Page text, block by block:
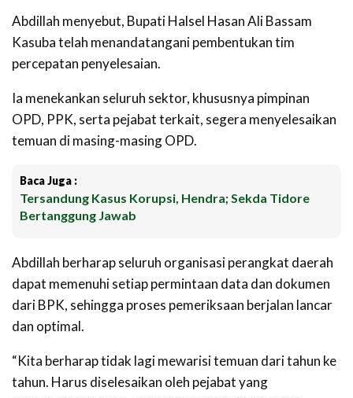
Abdillah menyebut, Bupati Halsel Hasan Ali Bassam
Kasuba telah menandatangani pembentukan tim
percepatan penyelesaian.
Ia menekankan seluruh sektor, khususnya pimpinan
OPD, PPK, serta pejabat terkait, segera menyelesaikan
temuan di masing-masing OPD.
Baca Juga :
Tersandung Kasus Korupsi, Hendra; Sekda Tidore
Bertanggung Jawab
Abdillah berharap seluruh organisasi perangkat daerah
dapat memenuhi setiap permintaan data dan dokumen
dari BPK, sehingga proses pemeriksaan berjalan lancar
dan optimal.
“Kita berharap tidak lagi mewarisi temuan dari tahun ke
tahun. Harus diselesaikan oleh pejabat yang